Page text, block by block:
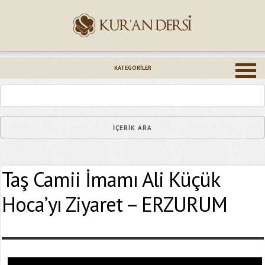
KATEGORILER
Taş Camii İmamı Ali Küçük
Hoca’yı Ziyaret – ERZURUM
Epostanız (*)
Yaşadığınız Hatanın Ayrıntıları